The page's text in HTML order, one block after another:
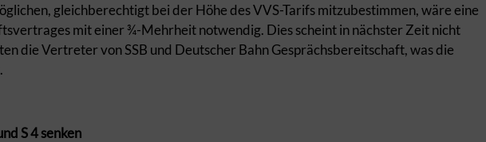
gleichberechtigt bei der Höhe des VVS-Tarifs mitzubestimmen, wäre eine
mit einer ¾-Mehrheit notwendig. Dies scheint in nächster Zeit nicht
die Vertreter von SSB und Deutscher Bahn Gesprächsbereitschaft, was die
S 4 senken